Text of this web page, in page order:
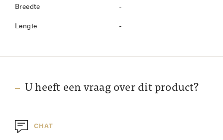
Breedte -
Lengte -
U heeft een vraag over dit product?
CHAT